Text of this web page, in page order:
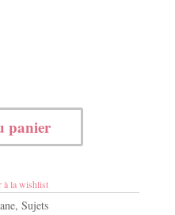
panier
à la wishlist
, Sujets